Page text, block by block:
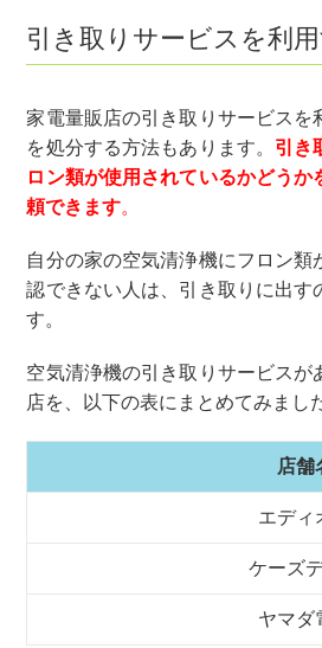
引き取りサービスを利
家電量販店の引き取りサービスを
を処分する方法もあります。 引き
ロン類が使用されているかどうか
頼できます。
自分の家の空気清浄機にフロン類
認できない人は、引き取りに出す
す。
空気清浄機の引き取りサービスが
店を、以下の表にまとめてみまし
店舗
エディ
ケーズ
ヤマダ